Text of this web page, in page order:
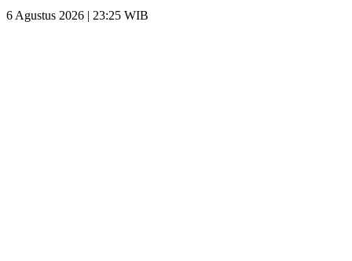
6 Agustus 2026 | 23:25 WIB